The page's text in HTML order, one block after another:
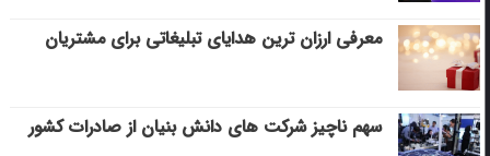
معرفی ارزان ترین هدایای تبلیغاتی برای مشتریان
سهم ناچیز شرکت های دانش بنیان از صادرات کشور